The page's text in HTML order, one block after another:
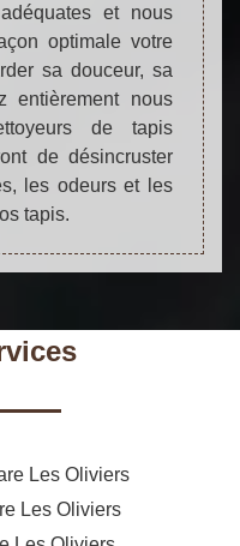
et nous
optimale votre
sa douceur, sa
entièrement nous
de tapis
de désincruster
les odeurs et les
tapis.
Les Oliviers
Les Oliviers